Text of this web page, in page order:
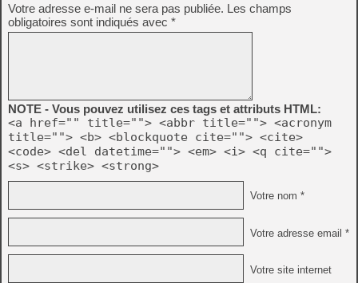
Votre adresse e-mail ne sera pas publiée. Les champs
obligatoires sont indiqués avec *
NOTE - Vous pouvez utilisez ces tags et attributs HTML:
<a href="" title=""> <abbr title=""> <acronym
title=""> <b> <blockquote cite=""> <cite>
<code> <del datetime=""> <em> <i> <q cite="">
<s> <strike> <strong>
Votre nom *
Votre adresse email *
Votre site internet